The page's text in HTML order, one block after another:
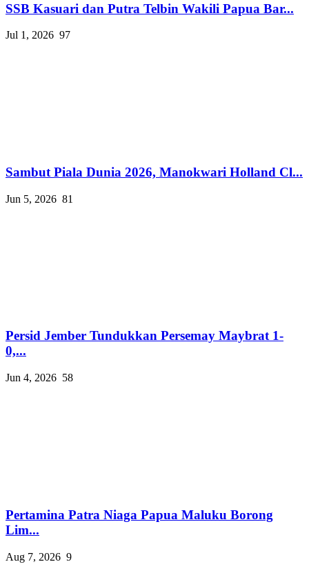
SSB Kasuari dan Putra Telbin Wakili Papua Bar...
Jul 1, 2026 97
Sambut Piala Dunia 2026, Manokwari Holland Cl...
Jun 5, 2026 81
Persid Jember Tundukkan Persemay Maybrat 1-
0,...
Jun 4, 2026 58
Pertamina Patra Niaga Papua Maluku Borong
Lim...
Aug 7, 2026 9